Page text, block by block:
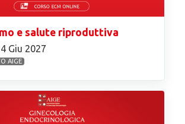
e salute riproduttiva
Giu 2027
AIGE